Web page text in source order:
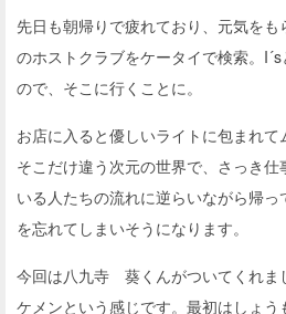
先日も朝帰りで疲れており、元気を
のホストクラブをケータイで検索。
ので、そこに行くことに。
お店に入ると優しいライトに包まれ
そこだけ違う次元の世界で、さっき
いる人たちの流れに逆らいながら帰
を忘れてしまいそうになります。
今回は八九寺 葵くんがついてくれま
ケメンという感じです。最初はしょ